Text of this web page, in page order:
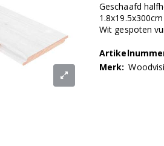
Geschaafd
1.8x19.5x300cm
Wit gespoten
Merk: